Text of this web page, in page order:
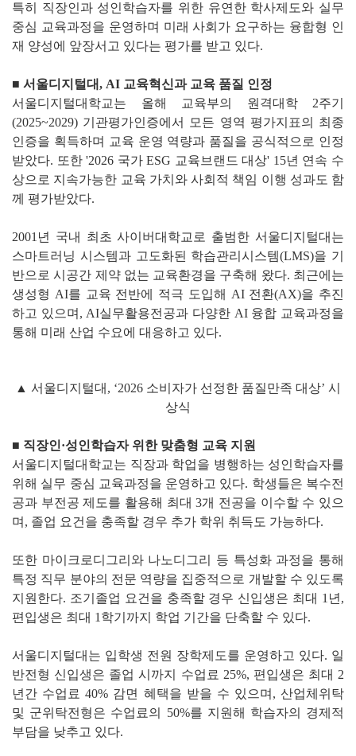
특히 직장인과 성인학습자를 위한 유연한 학사제도와 실무
중심 교육과정을 운영하며 미래 사회가 요구하는 융합형 인
재 양성에 앞장서고 있다는 평가를 받고 있다.
■ 서울디지털대, AI 교육혁신과 교육 품질 인정
서울디지털대학교는 올해 교육부의 원격대학 2주기
(2025~2029) 기관평가인증에서 모든 영역 평가지표의 최종
인증을 획득하며 교육 운영 역량과 품질을 공식적으로 인정
받았다. 또한 '2026 국가 ESG 교육브랜드 대상' 15년 연속 수
상으로 지속가능한 교육 가치와 사회적 책임 이행 성과도 함
께 평가받았다.
2001년 국내 최초 사이버대학교로 출범한 서울디지털대는
스마트러닝 시스템과 고도화된 학습관리시스템(LMS)을 기
반으로 시공간 제약 없는 교육환경을 구축해 왔다. 최근에는
생성형 AI를 교육 전반에 적극 도입해 AI 전환(AX)을 추진
하고 있으며, AI실무활용전공과 다양한 AI 융합 교육과정을
통해 미래 산업 수요에 대응하고 있다.
▲ 서울디지털대, ‘2026 소비자가 선정한 품질만족 대상’ 시
상식
■ 직장인·성인학습자 위한 맞춤형 교육 지원
서울디지털대학교는 직장과 학업을 병행하는 성인학습자를
위해 실무 중심 교육과정을 운영하고 있다. 학생들은 복수전
공과 부전공 제도를 활용해 최대 3개 전공을 이수할 수 있으
며, 졸업 요건을 충족할 경우 추가 학위 취득도 가능하다.
또한 마이크로디그리와 나노디그리 등 특성화 과정을 통해
특정 직무 분야의 전문 역량을 집중적으로 개발할 수 있도록
지원한다. 조기졸업 요건을 충족할 경우 신입생은 최대 1년,
편입생은 최대 1학기까지 학업 기간을 단축할 수 있다.
서울디지털대는 입학생 전원 장학제도를 운영하고 있다. 일
반전형 신입생은 졸업 시까지 수업료 25%, 편입생은 최대 2
년간 수업료 40% 감면 혜택을 받을 수 있으며, 산업체위탁
및 군위탁전형은 수업료의 50%를 지원해 학습자의 경제적
부담을 낮추고 있다.